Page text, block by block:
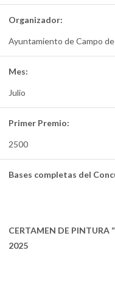
Organizador:
Ayuntamiento de Campo
Mes:
Julio
Primer Premio:
2500
Bases completas del
CERTAMEN DE PINTURA
2025